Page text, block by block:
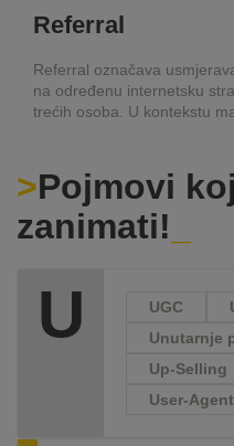
Referral
Referral označava
na određenu internetsku
trećih osoba. U kontekstu
Pojmovi
zanimati!
U UGC
Unutarnje
Up-Selling
User-Agent